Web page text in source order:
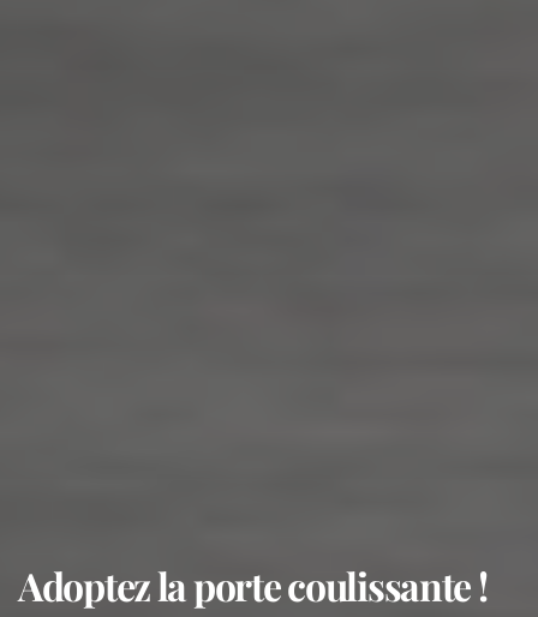
Adoptez la porte coulissante !